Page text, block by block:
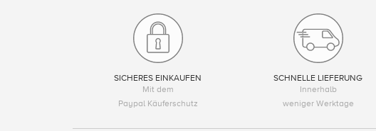
SICHERES EINKAUFEN
Mit dem
Paypal Käuferschutz
SCHNELLE LIEFERUNG
Innerhalb
weniger Werktage